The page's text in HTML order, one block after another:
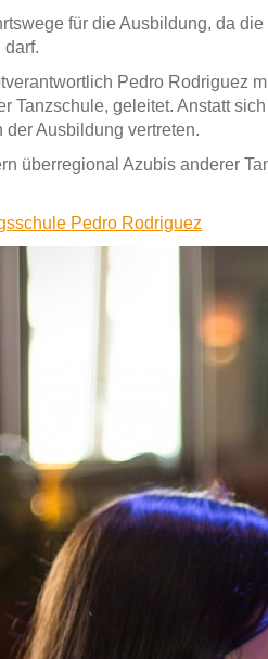
für die Ausbildung, da
darf.
Pedro Rodriguez
Tanzschule, geleitet. Anstatt
Ausbildung vertreten.
überregional Azubis anderer
Pedro Rodriguez